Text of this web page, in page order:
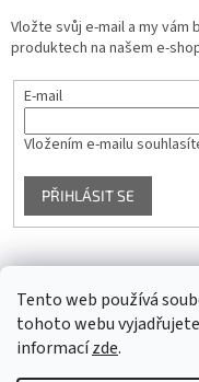
Tento web používá
tohoto webu
informacízde.
Vložte svůj e-mail a my
produktech na našem e-
E-mail
Vložením e-mailu
PŘIHLÁSIT SE